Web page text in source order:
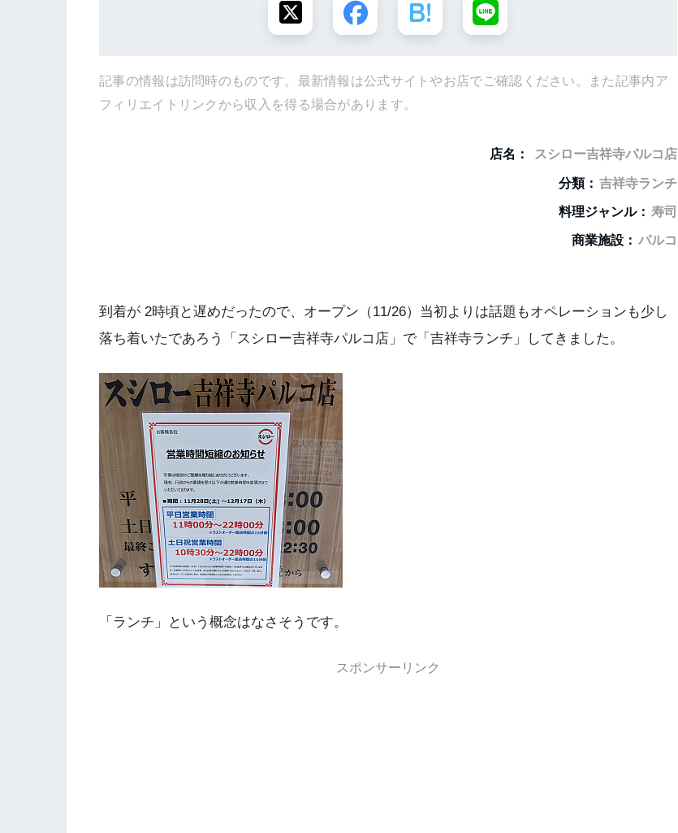
記事の情報は訪問時のものです。最新情報は公式サイトやお店でご確認ください。また記事内ア
フィリエイトリンクから収入を得る場合があります。
店名：
スシロー吉祥寺パルコ店
分類： 吉祥寺ランチ
料理ジャンル： 寿司
商業施設： パルコ
到着が 2時頃と遅めだったので、オープン（11/26）当初よりは話題もオペレーションも少し
落ち着いたであろう「スシロー吉祥寺パルコ店」で「吉祥寺ランチ」してきました。
「ランチ」という概念はなさそうです。
スポンサーリンク